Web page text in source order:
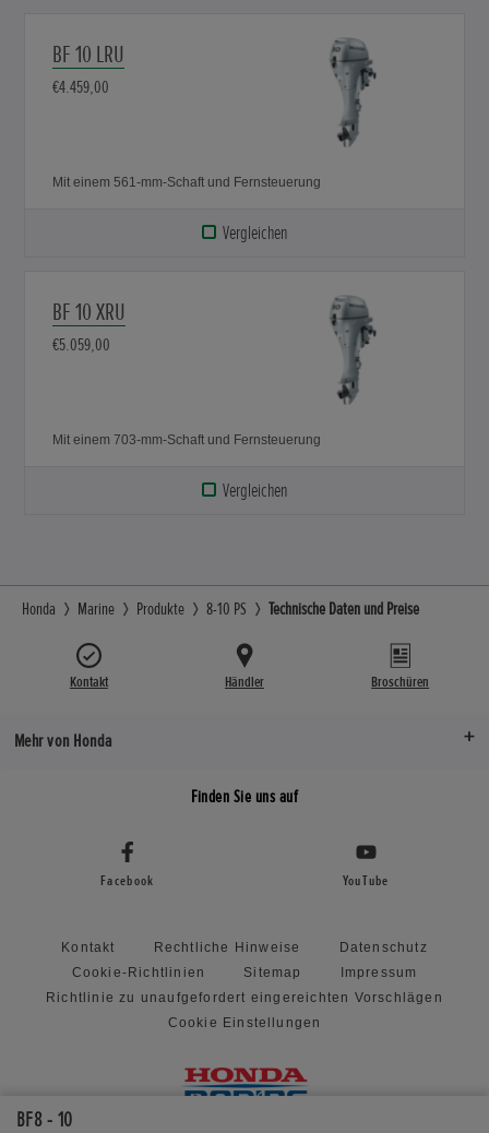
BF8 - 10
BF 10 LRU
€4.459,00
Mit einem 561-mm-Schaft und Fernsteuerung
Vergleichen
BF 10 XRU
€5.059,00
Mit einem 703-mm-Schaft und Fernsteuerung
Vergleichen
Honda Marine Produkte 8-10 PS Technische Daten und Preise
Kontakt Händler Broschüren
Mehr von Honda
Finden Sie uns auf
Facebook YouTube
Kontakt Rechtliche Hinweise
Datenschutz
Cookie-Richtlinien
Sitemap
Impressum
Richtlinie zu unaufgefordert eingereichten Vorschlägen
Cookie Einstellungen